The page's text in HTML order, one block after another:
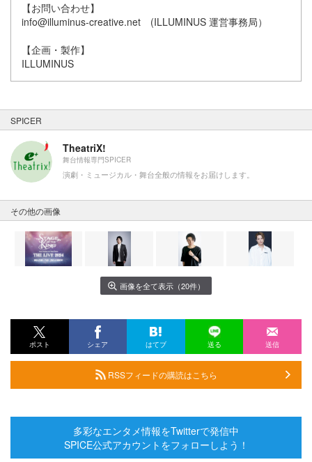
【お問い合わせ】
info@illuminus-creative.net (ILLUMINUS 運営事務局）
【企画・製作】
ILLUMINUS
SPICER
TheatriX!
舞台情報専門SPICER
演劇・ミュージカル・舞台全般の情報をお届けします。
その他の画像
画像を全て表示（20件）
ポスト シェア はてブ 送る 送信
RSSフィードの購読はこちら
多彩なエンタメ情報をTwitterで発信中
SPICE公式アカウントをフォローしよう！